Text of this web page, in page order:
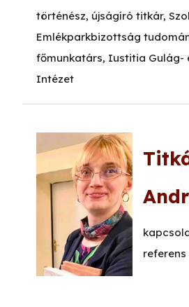
történész, újságíró titkár,
Emlékparkbizottság
főmunkatárs, Iustitia Gulág-
Intézet